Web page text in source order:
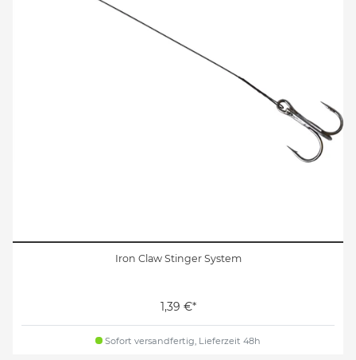
Iron Claw Stinger System
1,39 €*
Sofort versandfertig, Lieferzeit 48h